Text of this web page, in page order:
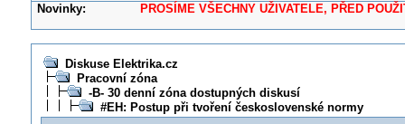
Novinky: PROSÍME VŠECHNY UŽIVATELE, PŘED
Diskuse Elektrika.cz
Pracovní zóna
-B- 30 denní zóna dostupných diskusí
#EH: Postup při tvoření československé normy